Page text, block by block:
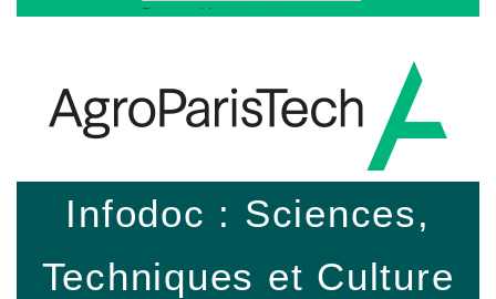
Powered by Translate
Infodoc : Sciences,
Techniques et Culture